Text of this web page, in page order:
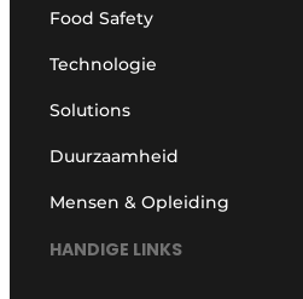
Food Safety
Technologie
Solutions
Duurzaamheid
Mensen & Opleiding
HANDIGE LINKS